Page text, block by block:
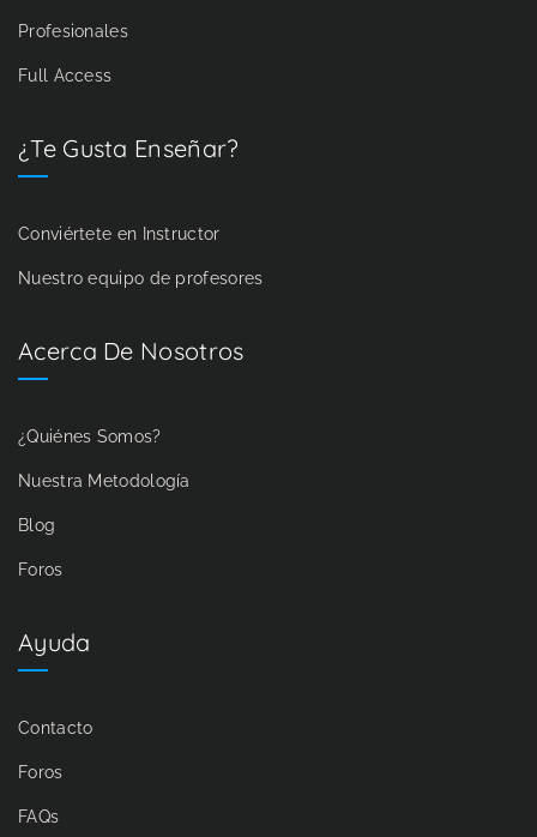
Profesionales
Full Access
¿Te Gusta Enseñar?
Conviértete en Instructor
Nuestro equipo de profesores
Acerca De Nosotros
¿Quiénes Somos?
Nuestra Metodología
Blog
Foros
Ayuda
Contacto
Foros
FAQs